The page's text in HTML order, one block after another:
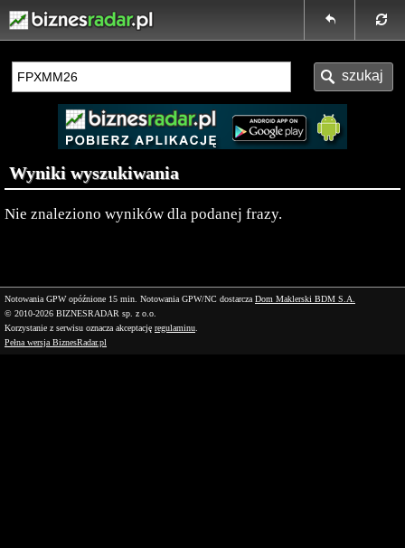
Wyniki wyszukiwania
Nie znaleziono wyników dla podanej frazy.
Notowania GPW opóźnione 15 min. Notowania GPW/NC dostarcza Dom Maklerski BDM S.A.
© 2010-2026 BIZNESRADAR sp. z o.o.
Korzystanie z serwisu oznacza akceptację regulaminu
Pełna wersja BiznesRadar.pl